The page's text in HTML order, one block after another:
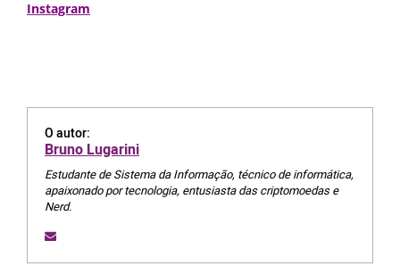
Instagram
O autor:
Bruno Lugarini
Estudante de Sistema da Informação, técnico de informática,
apaixonado por tecnologia, entusiasta das criptomoedas e
Nerd.